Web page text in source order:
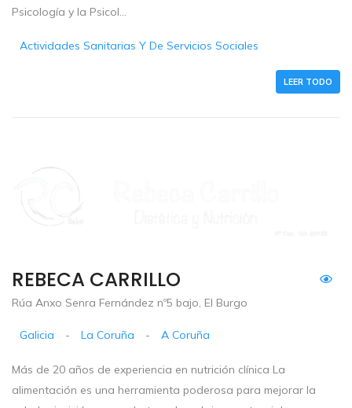
Psicología y la Psicol...
Actividades Sanitarias Y De Servicios Sociales
LEER TODO
REBECA CARRILLO
Rúa Anxo Senra Fernández nº5 bajo, El Burgo
Galicia - La Coruña - A Coruña
Más de 20 años de experiencia en nutrición clínica La
alimentación es una herramienta poderosa para mejorar la